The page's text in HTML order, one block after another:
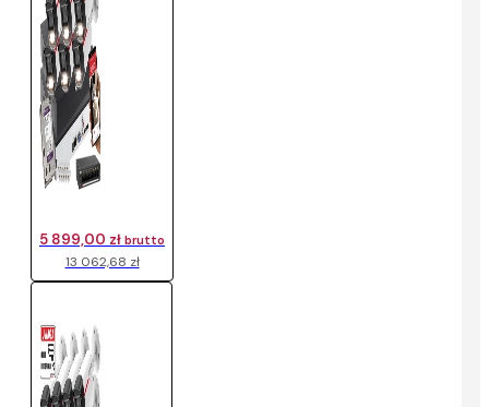
13 062,68 zł
5 899,00 zł brutto